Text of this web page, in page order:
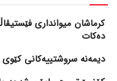
کرماشان میوانداری
دەکات